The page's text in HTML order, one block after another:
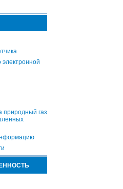
электронной
природный газ